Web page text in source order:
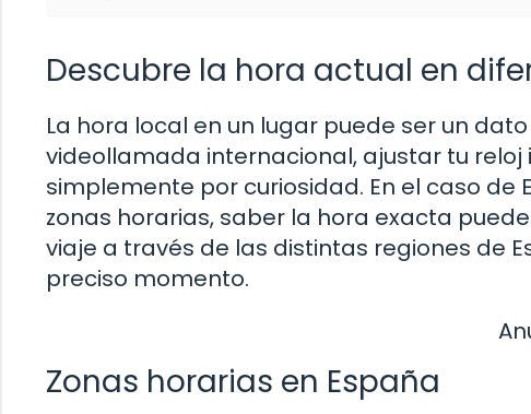
Descubre la hora actual en
La hora local en un lugar puede ser un
videollamada internacional, ajustar tu
simplemente por curiosidad. En el caso
zonas horarias, saber la hora exacta
viaje a través de las distintas regiones de
preciso momento.
Zonas horarias en España